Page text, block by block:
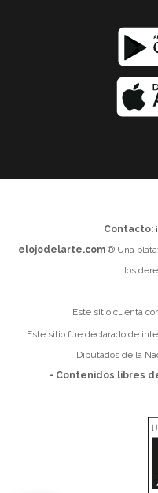
Contacto:
elojodelarte.com® Una
los
Este sitio cuenta
Este sitio fue declarado de
Diputados de la
- Contenidos libres